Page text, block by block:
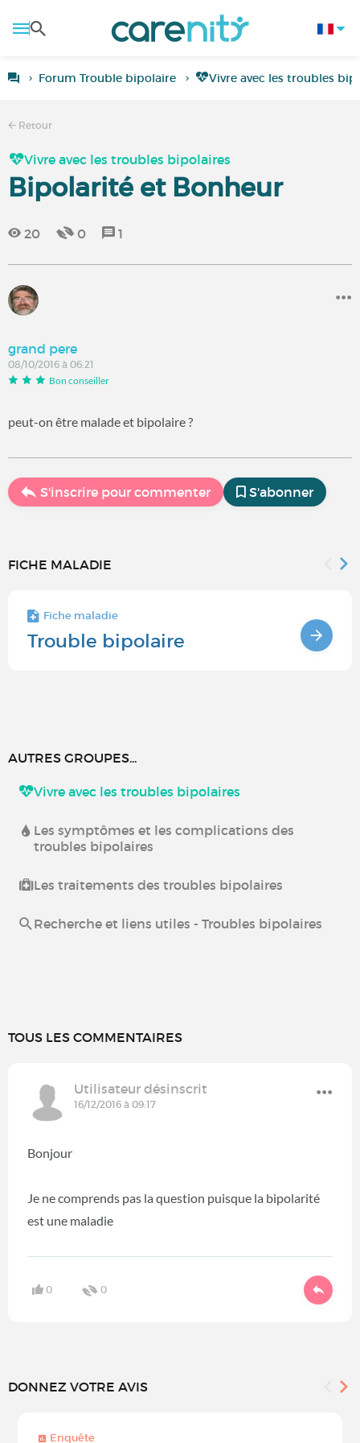
Forum Trouble bipolaire Vivre avec les troubles
Retour
Vivre avec les troubles bipolaires
Bipolarité et Bonheur
20 0 1
grand pere
08/10/2016 à 06:21
Bon conseiller
peut-on être malade et bipolaire ?
S'inscrire pour commenter S'abonner
FICHE MALADIE
Fiche maladie
Trouble bipolaire
AUTRES GROUPES...
Vivre avec les troubles bipolaires
Les symptômes et les complications des
troubles bipolaires
Les traitements des troubles bipolaires
Recherche et liens utiles - Troubles bipolaires
TOUS LES COMMENTAIRES
Utilisateur désinscrit
16/12/2016 à 09:17
Bonjour
Je ne comprends pas la question puisque la bipolarité
est une maladie
0 0
DONNEZ VOTRE AVIS
Enquête